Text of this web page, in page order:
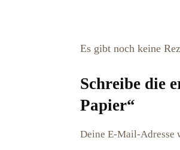
Es gibt noch keine
Schreibe die
Papier“
Deine E-Mail-